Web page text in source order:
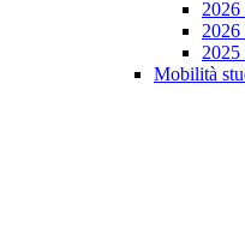
Mobilità